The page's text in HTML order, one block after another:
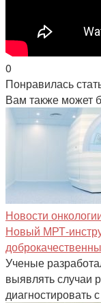
0
Понравилась
Вам также может
Новости
Новый МРТ-
Ученые
выявлять случаи
диагностировать